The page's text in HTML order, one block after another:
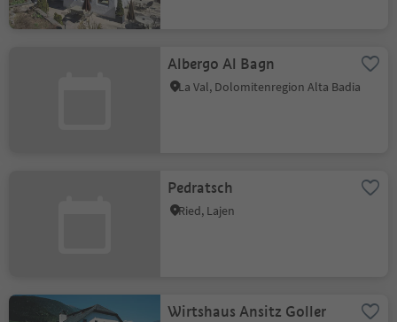
Albergo Al Bagn
La Val, Dolomitenregion Alta Badia
Pedratsch
Ried, Lajen
Wirtshaus Ansitz Goller